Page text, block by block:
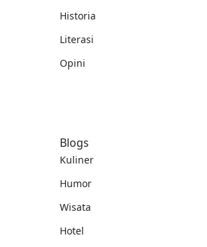
Historia
Literasi
Opini
Blogs
Kuliner
Humor
Wisata
Hotel